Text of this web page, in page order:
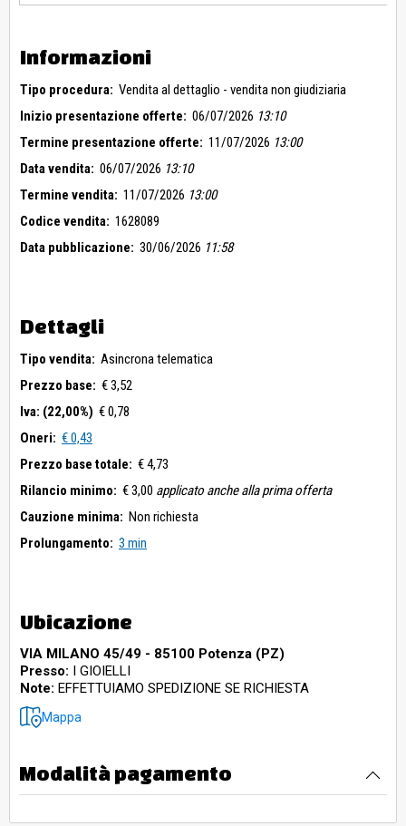
Informazioni
Tipo procedura: Vendita al dettaglio - vendita non giudiziaria
Inizio presentazione offerte: 06/07/2026 13:10
Termine presentazione offerte: 11/07/2026 13:00
Data vendita: 06/07/2026 13:10
Termine vendita: 11/07/2026 13:00
Codice vendita: 1628089
Data pubblicazione: 30/06/2026 11:58
Dettagli
Tipo vendita: Asincrona telematica
Prezzo base: € 3,52
Iva: (22,00%) € 0,78
Oneri: € 0,43
Prezzo base totale: € 4,73
Rilancio minimo: € 3,00 applicato anche alla prima offerta
Cauzione minima: Non richiesta
Prolungamento: 3 min
Ubicazione
VIA MILANO 45/49 - 85100 Potenza (PZ)
Presso: I GIOIELLI
Note: EFFETTUIAMO SPEDIZIONE SE RICHIESTA
Mappa
Modalità pagamento